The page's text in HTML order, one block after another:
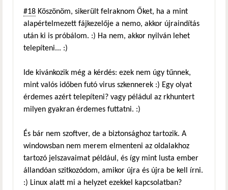
#18 Köszönöm, sikerült felraknom Őket, ha a mint
alapértelmezett fájkezelője a nemo, akkor újraindítás
után ki is próbálom. :) Ha nem, akkor nyilván lehet
telepíteni... :)
Ide kivánkozik még a kérdés: ezek nem úgy tűnnek,
mint valós időben futó virus szkennerek :) Egy olyat
érdemes azért telepíteni? vagy péládul az rkhuntert
milyen gyakran érdemes futtatni. :)
És bár nem szoftver, de a biztonsághoz tartozik. A
windowsban nem merem elmenteni az oldalakhoz
tartozó jelszavaimat például, és így mint lusta ember
állandóan szitkozódom, amikor újra és újra be kell írni.
:) Linux alatt mi a helyzet ezekkel kapcsolatban?